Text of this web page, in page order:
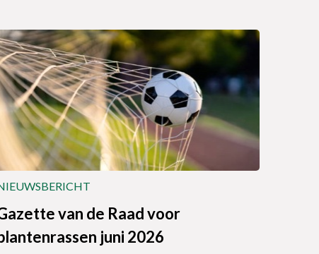
van de Raad voor
juni 2026